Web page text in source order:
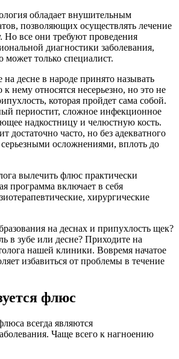
обладает внушительным
позволяющих осуществлять лечение
Но все они требуют проведения
диагностики заболевания,
может только специалист.
на десне в народе принято называть
нему относятся несерьезно, но это не
которая пройдет сама собой.
периостит, сложное инфекционное
надкостницу и челюстную кость.
достаточно часто, но без адекватного
осложнениями, вплоть до
вылечить флюс практически
программа включает в себя
хирургические
на деснах и припухлость щек?
в зубе или десне? Приходите на
нашей клиники. Вовремя начатое
избавиться от проблемы в течение
флюс
всегда являются
Чаще всего к нагноению